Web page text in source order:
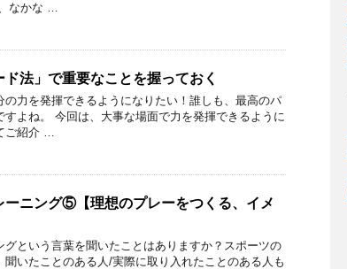
なかな …
ド法」で重要なことを握っておく
力を発揮できるようになりたい！誰しも、最高のパ
よね。 今回は、大事な場面で力を発揮できるように
ご紹介 …
ーニング⑤【理想のプレーをつくる、イメ
という言葉を聞いたことはありますか？スポーツの
いたことのある人/実際に取り入れたことのある人も